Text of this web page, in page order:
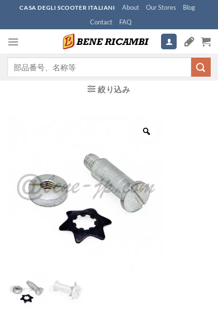
content
CASA DEGLI SCOOTER ITALIANI About Our Stores
Blog
Contact
FAQ
絞り込み